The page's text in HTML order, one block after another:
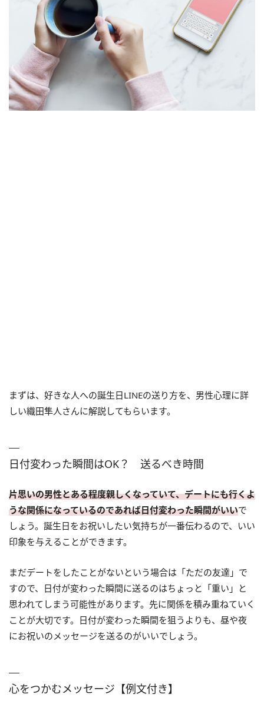
まずは、好きな人への誕生日LINEの送り方を、男性心理に詳
しい織田隼人さんに解説してもらいます。
日付変わった瞬間はOK？ 送るべき時間
片思いの男性とある程度親しくなっていて、デートにも行くよ
うな関係になっているのであれば日付変わった瞬間がいいで
しょう。誕生日をお祝いしたい気持ちが一番伝わるので、いい
印象を与えることができます。
まだデートをしたことがないという場合は「ただの友達」で
すので、日付が変わった瞬間に送るのはちょっと「重い」と
思われてしまう可能性があります。先に関係を積み重ねていく
ことが大切です。日付が変わった瞬間を狙うよりも、昼や夜
にお祝いのメッセージを送るのがいいでしょう。
心をつかむメッセージ【例文付き】